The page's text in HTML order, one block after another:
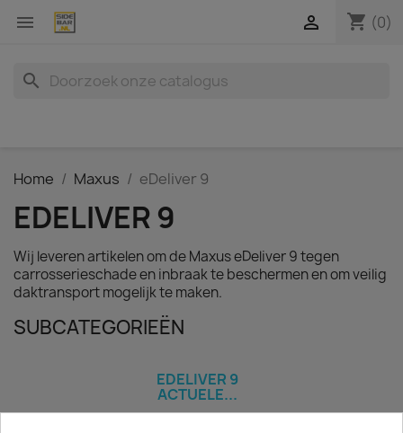
 shopping_cart (0)

search
Home Maxus eDeliver 9
EDELIVER 9
Wij leveren artikelen om de Maxus eDeliver 9 tegen
carrosserieschade en inbraak te beschermen en om veilig
daktransport mogelijk te maken.
SUBCATEGORIEËN
EDELIVER 9
ACTUELE...